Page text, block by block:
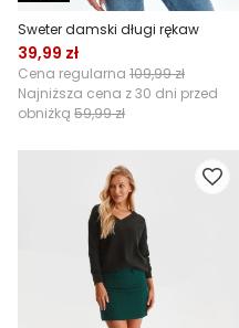
Sweter damski długi rękaw
39,99 zł
Cena regularna 109,99 zł
Najniższa cena z 30 dni przed
obniżką 59,99 zł